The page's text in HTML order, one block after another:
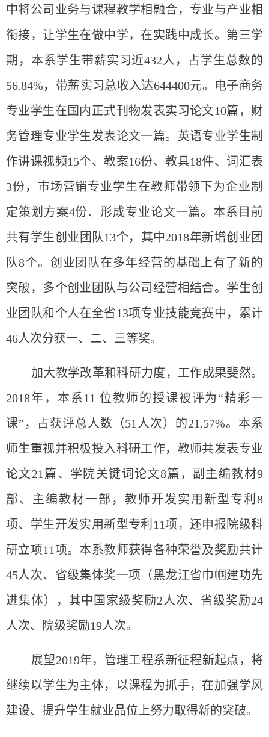
中将公司业务与课程教学相融合，专业与产业相
衔接，让学生在做中学，在实践中成长。第三学
期，本系学生带薪实习近432人，占学生总数的
56.84%，带薪实习总收入达644400元。电子商务
专业学生在国内正式刊物发表实习论文10篇，财
务管理专业学生发表论文一篇。英语专业学生制
作讲课视频15个、教案16份、教具18件、词汇表
3份，市场营销专业学生在教师带领下为企业制
定策划方案4份、形成专业论文一篇。本系目前
共有学生创业团队13个，其中2018年新增创业团
队8个。创业团队在多年经营的基础上有了新的
突破，多个创业团队与公司经营相结合。学生创
业团队和个人在全省13项专业技能竞赛中，累计
46人次分获一、二、三等奖。
加大教学改革和科研力度，工作成果斐然。
2018年，本系11 位教师的授课被评为“精彩一
课”，占获评总人数（51人次）的21.57%。本系
师生重视并积极投入科研工作，教师共发表专业
论文21篇、学院关键词论文8篇，副主编教材9
部、主编教材一部，教师开发实用新型专利8
项、学生开发实用新型专利11项，还申报院级科
研立项11项。本系教师获得各种荣誉及奖励共计
45人次、省级集体奖一项（黑龙江省巾帼建功先
进集体），其中国家级奖励2人次、省级奖励24
人次、院级奖励19人次。
展望2019年，管理工程系新征程新起点，将
继续以学生为主体，以课程为抓手，在加强学风
建设、提升学生就业品位上努力取得新的突破。